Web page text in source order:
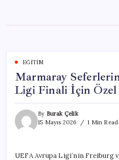
content
EĞITIM
Marmaray
Ligi Finali İçin Özel
By Burak Çelik
15 Mayıs 2026
1 Min Read
UEFA Avrupa Ligi’nin Freiburg